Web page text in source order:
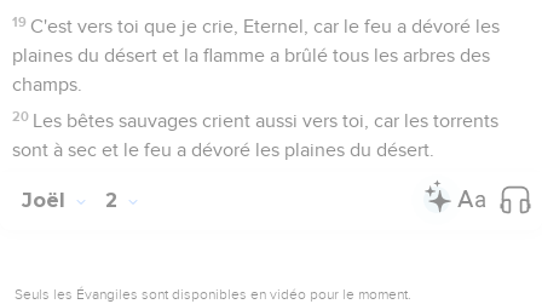
19 C'est vers toi que je crie, Eternel, car le feu a dévoré les
plaines du désert et la flamme a brûlé tous les arbres des
champs.
20 Les bêtes sauvages crient aussi vers toi, car les torrents
sont à sec et le feu a dévoré les plaines du désert.
Joël 2
Seuls les Évangiles sont disponibles en vidéo pour le moment.